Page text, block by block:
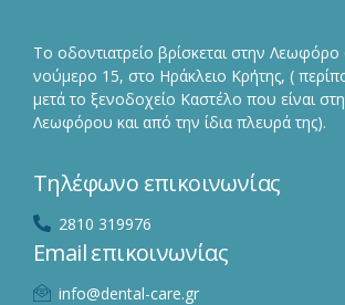
Το οδοντιατρείο βρίσκεται στην
νούμερο 15, στο Ηράκλειο Κρήτης, (
μετά το ξενοδοχείο Καστέλο που είναι
Λεωφόρου και από την ίδια πλευρά της).
Τηλέφωνο επικοινωνίας
2810 319976
Email επικοινωνίας
info@dental-care.gr